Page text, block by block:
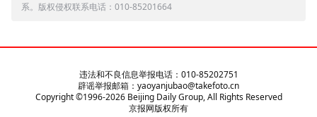
系。版权侵权联系电话：010-85201664
违法和不良信息举报电话：010-85202751
辟谣举报邮箱：yaoyanjubao@takefoto.cn
Copyright ©1996-2026Beijing Daily Group, All Rights Reserved
京报网版权所有